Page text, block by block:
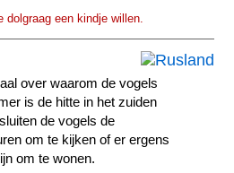
dolgraag een kindje willen.
over waarom de vogels
is de hitte in het zuiden
de vogels de
om te kijken of er ergens
om te wonen.